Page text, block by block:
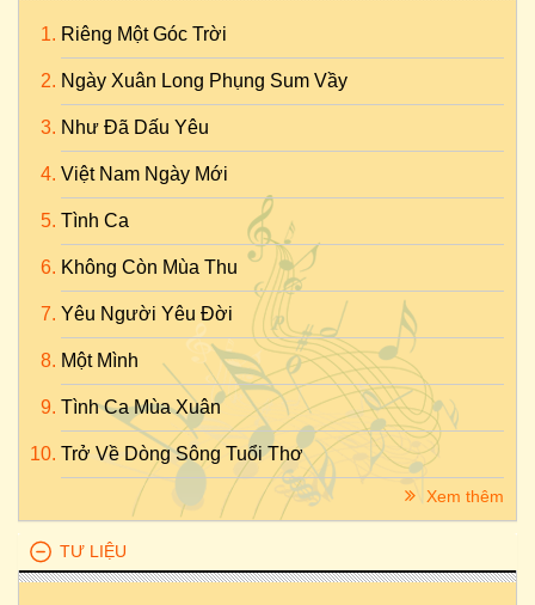
Riêng Một Góc Trời
Ngày Xuân Long Phụng Sum Vầy
Như Đã Dấu Yêu
Việt Nam Ngày Mới
Tình Ca
Không Còn Mùa Thu
Yêu Người Yêu Đời
Một Mình
Tình Ca Mùa Xuân
Trở Về Dòng Sông Tuổi Thơ
Xem thêm
TƯ LIỆU